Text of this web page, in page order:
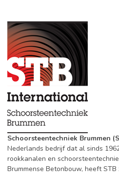
Schoorsteentechniek Brummen
Nederlands bedrijf dat al sinds
rookkanalen en
Brummense Betonbouw, heeft